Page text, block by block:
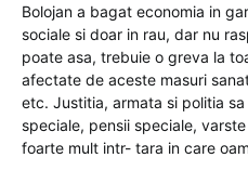
Bolojan a bagat economia in
sociale si doar in rau, dar nu
poate asa, trebuie o greva la
afectate de aceste masuri
etc. Justitia, armata si politia
speciale, pensii speciale,
foarte mult intr- tara in care